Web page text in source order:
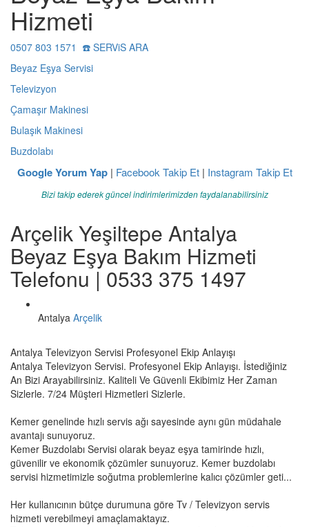
Hizmeti
0507 803 1571 ☎️ SERViS ARA
Beyaz Eşya Servisi
Televizyon
Çamaşır Makinesi
Bulaşık Makinesi
Buzdolabı
Google Yorum Yap| Facebook Takip Et| Instagram Takip Et
Bizi takip ederek güncel indirimlerimizden faydalanabilirsiniz
Arçelik Yeşiltepe Antalya
Beyaz Eşya Bakım Hizmeti
Telefonu | 0533 375 1497
Antalya Arçelik
Antalya Televizyon Servisi Profesyonel Ekip Anlayışı
Antalya Televizyon Servisi. Profesyonel Ekip Anlayışı. İstediğiniz
An Bizi Arayabilirsiniz. Kaliteli Ve Güvenli Ekibimiz Her Zaman
Sizlerle. 7/24 Müşteri Hizmetleri Sizlerle.
Kemer genelinde hızlı servis ağı sayesinde aynı gün müdahale
avantajı sunuyoruz.
Kemer Buzdolabı Servisi olarak beyaz eşya tamirinde hızlı,
güvenilir ve ekonomik çözümler sunuyoruz. Kemer buzdolabı
servisi hizmetimizle soğutma problemlerine kalıcı çözümler geti...
Her kullanıcının bütçe durumuna göre Tv / Televizyon servis
hizmeti verebilmeyi amaçlamaktayız.